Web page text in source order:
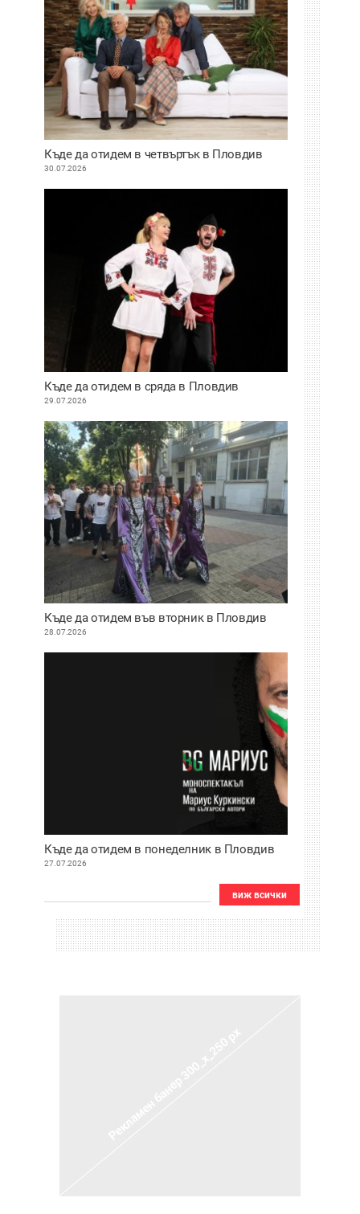
Къде да отидем в четвъртък в Пловдив
30.07.2026
Къде да отидем в сряда в Пловдив
29.07.2026
Къде да отидем във вторник в Пловдив
28.07.2026
Къде да отидем в понеделник в Пловдив
27.07.2026
виж всички